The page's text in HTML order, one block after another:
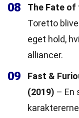
08 The Fate of
Toretto
eget hold,
alliancer.
09
Fast &
(2019) – En